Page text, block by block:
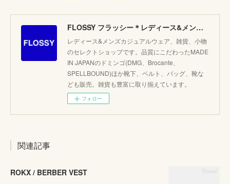
FLOSSY フラッシー＊レディース&メンズカジュアルのセレクトショップ。JAPANブランド他こだわりのアイテムがたくさん！
レディース&メンズカジュアルウェア、雑貨、小物
のセレクトショップです。品質にこだわったMADE
IN JAPANのドミンゴ(DMG、Brocante、
SPELLBOUND)ほか靴下、ベルト、バッグ、靴な
ども販売。雑貨も豊富に取り揃えています。
フォロー
関連記事
ROKX / BERBER VEST